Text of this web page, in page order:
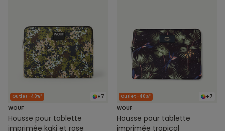
+7
Outlet -40%*
WOUF
Housse pour tablette
imprimée kaki et rose
+7
Outlet -40%*
WOUF
Housse pour tablette
imprimée tropical